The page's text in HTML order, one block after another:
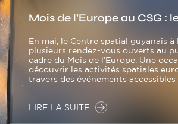
Mois de l’Europe au CSG :
En mai, le Centre spatial guyanais
plusieurs rendez-vous ouverts au
cadre du Mois de l’Europe. Une
découvrir les activités spatiales
travers des événements accessibles
LIRE LA SUITE